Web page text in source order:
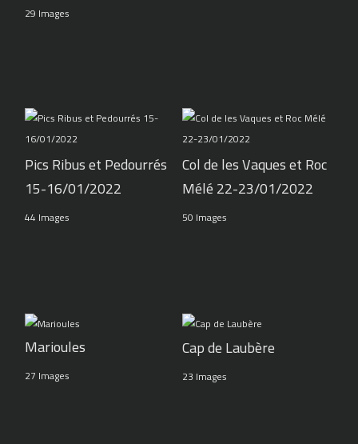
29 Images
Pics Ribus et Pedourrés
15-16/01/2022
44 Images
Col de les Vaques et Roc
Mélé 22-23/01/2022
50 Images
Marioules
27 Images
Cap de Laubère
23 Images